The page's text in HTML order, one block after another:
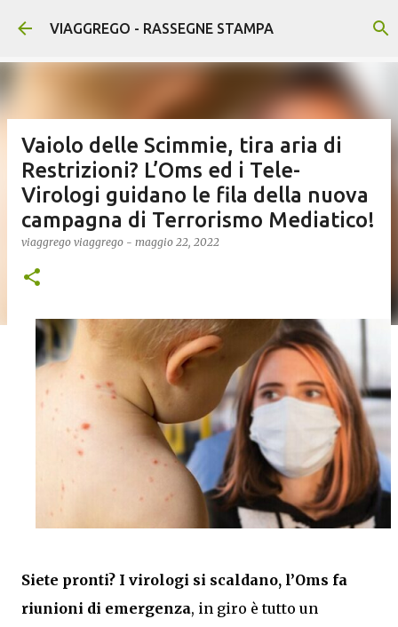
Passa ai contenuti principali
VIAGGREGO - RASSEGNE STAMPA
Vaiolo delle Scimmie, tira aria di
Restrizioni? L’Oms ed i Tele-
Virologi guidano le fila della nuova
campagna di Terrorismo Mediatico!
viaggrego viaggrego - maggio 22, 2022
Siete pronti? I virologi si scaldano, l’Oms fa
riunioni di emergenza, in giro è tutto un